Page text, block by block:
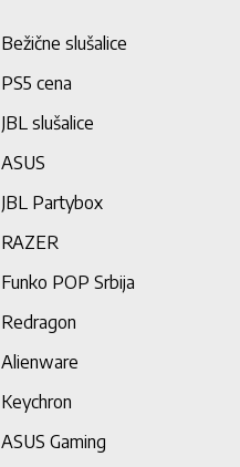
Bežične slušalice
PS5 cena
JBL slušalice
ASUS
JBL Partybox
RAZER
Funko POP Srbija
Redragon
Alienware
Keychron
ASUS Gaming